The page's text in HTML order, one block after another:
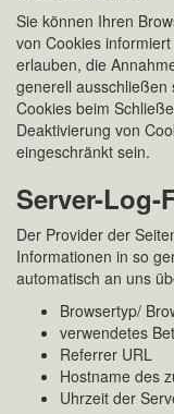
Sie können Ihren
von Cookies
erlauben, die
generell ausschließen
Cookies beim
Deaktivierung von
eingeschränkt sein.
Server-Log-
Der Provider der
Informationen in so
automatisch an uns
Browsertyp/
verwendetes
Referrer URL
Hostname des
Uhrzeit der